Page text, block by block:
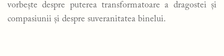
vorbește despre puterea transformatoare a dragostei și
compasiunii și despre suveranitatea binelui.